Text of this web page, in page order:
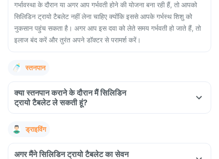
गर्भावस्था के दौरान या अगर आप गर्भवती होने की योजना बना रही हैं, तो आपको
सिलिडिन ट्रायो टैबलेट नहीं लेना चाहिए क्योंकि इससे आपके गर्भस्थ शिशु को
नुकसान पहुंच सकता है। अगर आप इस दवा को लेते समय गर्भवती हो जाते हैं, तो
इलाज बंद करें और तुरंत अपने डॉक्टर से परामर्श करें।
स्तनपान
क्या स्तनपान कराने के दौरान मैं सिलिडिन
ट्रायो टैबलेट ले सकती हूं?
ड्राइविंग
अगर मैंने सिलिडिन ट्रायो टैबलेट का सेवन